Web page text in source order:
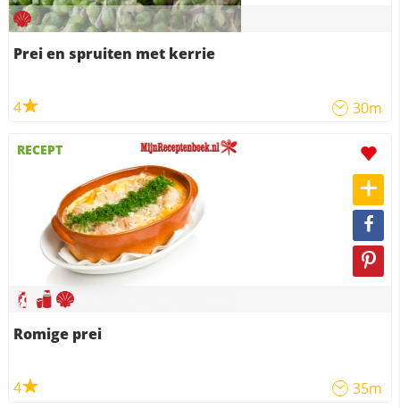
Prei en spruiten met kerrie
4 30m
RECEPT
Romige prei
4 35m